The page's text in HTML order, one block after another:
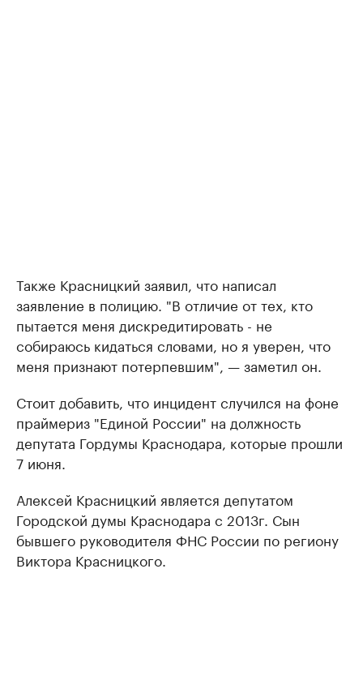
Также Красницкий заявил, что написал
заявление в полицию. "В отличие от тех, кто
пытается меня дискредитировать - не
собираюсь кидаться словами, но я уверен, что
меня признают потерпевшим", — заметил он.
Стоит добавить, что инцидент случился на фоне
праймериз "Единой России" на должность
депутата Гордумы Краснодара, которые прошли
7 июня.
Алексей Красницкий является депутатом
Городской думы Краснодара с 2013г. Сын
бывшего руководителя ФНС России по региону
Виктора Красницкого.